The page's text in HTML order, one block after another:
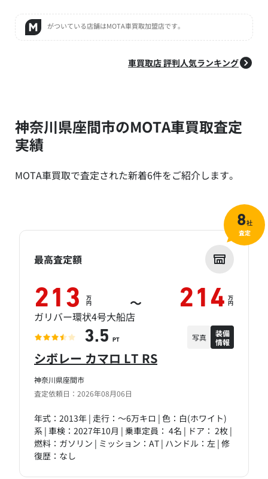
がついている店舗はMOTA車買取加盟店です。
車買取店 評判人気ランキング
神奈川県座間市のMOTA車買取査定
実績
MOTA車買取で査定された新着6件をご紹介します。
神奈川県座間市
査定依頼日：2026年08月06日
シボレー カマロ LT RS
年式：2013年 | 走行：～6万キロ | 色：白(ホワイト)
系 | 車検：2027年10月 | 乗車定員： 4名 | ドア： 2枚 |
燃料：ガソリン | ミッション：AT | ハンドル：左 | 修
復歴：なし
最高査定額
213 万
円 ～ 214 万
円
ガリバー環状4号大船店
3.5 PT 写真
装備
情報
8社
査定